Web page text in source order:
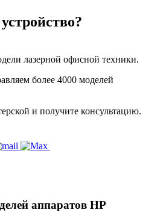
лазерной офисной техники.
более 4000 моделей
и получите консультацию.
аппаратов HP